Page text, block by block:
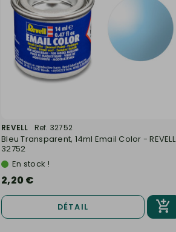
REVELL Ref. 32752
Bleu Transparent, 14ml Email Color - REVELL
32752
En stock !
2,20 €
DÉTAIL